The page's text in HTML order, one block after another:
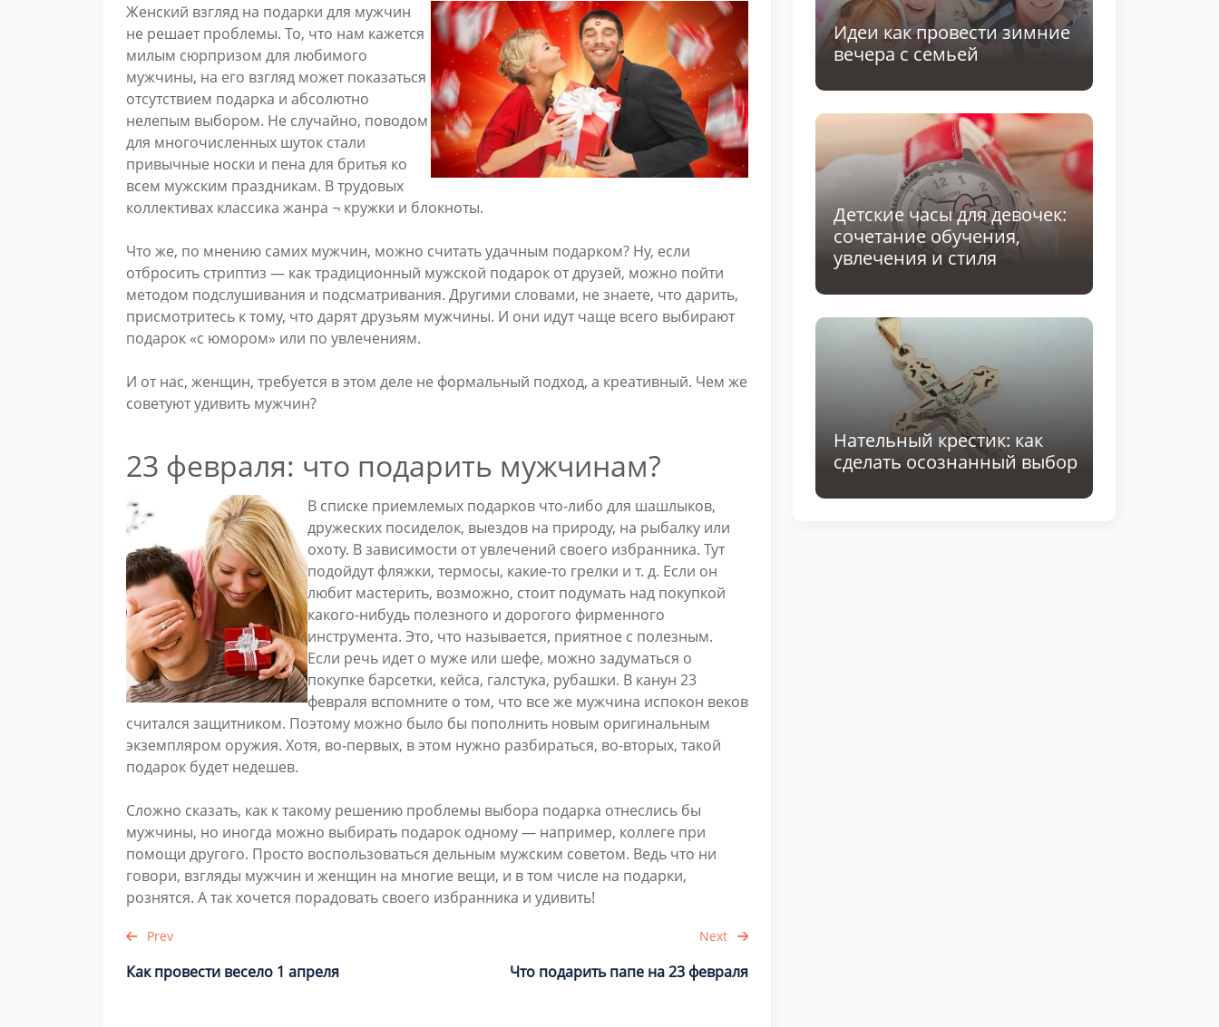
Женский взгляд на подарки для мужчин
не решает проблемы. То, что нам кажется
милым сюрпризом для любимого
мужчины, на его взгляд может показаться
отсутствием подарка и абсолютно
нелепым выбором. Не случайно, поводом
для многочисленных шуток стали
привычные носки и пена для бритья ко
всем мужским праздникам. В трудовых
коллективах классика жанра ¬ кружки и блокноты.
Что же, по мнению самих мужчин, можно считать удачным подарком? Ну, если
отбросить стриптиз — как традиционный мужской подарок от друзей, можно пойти
методом подслушивания и подсматривания. Другими словами, не знаете, что дарить,
присмотритесь к тому, что дарят друзьям мужчины. И они идут чаще всего выбирают
подарок «с юмором» или по увлечениям.
И от нас, женщин, требуется в этом деле не формальный подход, а креативный. Чем же
советуют удивить мужчин?
23 февраля: что подарить мужчинам?
В списке приемлемых подарков что-либо для шашлыков,
дружеских посиделок, выездов на природу, на рыбалку или
охоту. В зависимости от увлечений своего избранника. Тут
подойдут фляжки, термосы, какие-то грелки и т. д. Если он
любит мастерить, возможно, стоит подумать над покупкой
какого-нибудь полезного и дорогого фирменного
инструмента. Это, что называется, приятное с полезным.
Если речь идет о муже или шефе, можно задуматься о
покупке барсетки, кейса, галстука, рубашки. В канун 23
февраля вспомните о том, что все же мужчина испокон веков
считался защитником. Поэтому можно было бы пополнить новым оригинальным
экземпляром оружия. Хотя, во-первых, в этом нужно разбираться, во-вторых, такой
подарок будет недешев.
Сложно сказать, как к такому решению проблемы выбора подарка отнеслись бы
мужчины, но иногда можно выбирать подарок одному — например, коллеге при
помощи другого. Просто воспользоваться дельным мужским советом. Ведь что ни
говори, взгляды мужчин и женщин на многие вещи, и в том числе на подарки,
рознятся. А так хочется порадовать своего избранника и удивить!
Prev
Как провести весело 1 апреля
Next
Что подарить папе на 23 февраля
Идеи как провести зимние
вечера с семьей
Детские часы для девочек:
сочетание обучения,
увлечения и стиля
Нательный крестик: как
сделать осознанный выбор